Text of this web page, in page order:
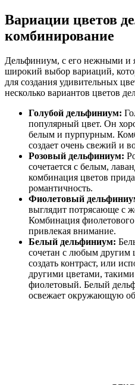
Вариации цветов
комбинирование
Дельфиниум, с его нежными и
широкий выбор вариаций,
для создания удивительных
несколько вариантов цветов
Голубой дельфиниум:
популярный цвет. Он
белым и пурпурным.
создает очень свежий и
Розовый дельфиниум:
сочетается с белым,
комбинация цветов
романтичность.
Фиолетовый
выглядит потрясающе с
Комбинация
привлекая внимание.
Белый дельфиниум:
сочетан с любым другим
создать контраст, или
другими цветами,
фиолетовый. Белый
освежает окружающую